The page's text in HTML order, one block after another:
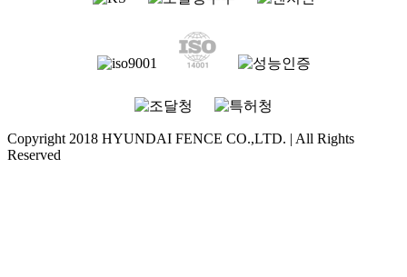
Copyright 2018 HYUNDAI FENCE CO.,LTD. | All Rights
Reserved